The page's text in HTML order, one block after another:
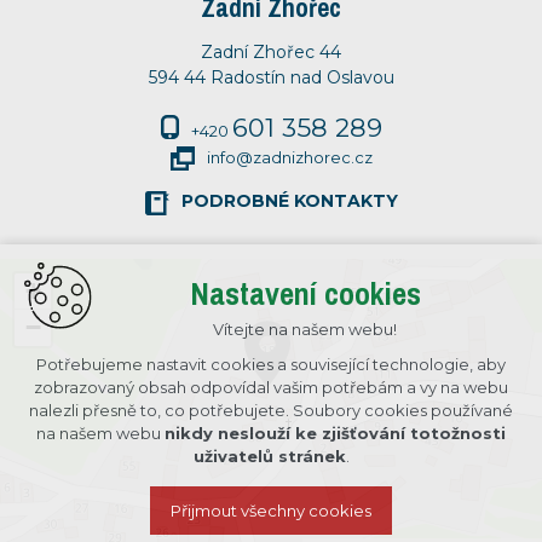
Zadní Zhořec
Zadní Zhořec 44
594 44 Radostín nad Oslavou
+420 601 358 289
info@zadnizhorec.cz
PODROBNÉ KONTAKTY
+
−
Nastavení cookies
Vítejte na našem webu!
Potřebujeme nastavit cookies a související technologie, aby
zobrazovaný obsah odpovídal vašim potřebám a vy na webu
nalezli přesně to, co potřebujete. Soubory cookies používané
na našem webu nikdy neslouží ke zjišťování totožnosti
uživatelů stránek
Přijmout všechny cookies